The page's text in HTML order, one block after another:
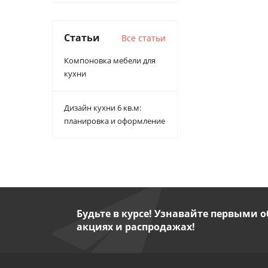
Статьи Все статьи
Компоновка мебели для
кухни
Дизайн кухни 6 кв.м:
планировка и оформление
Будьте в курсе! Узнавайте первыми
акциях и распродажах!